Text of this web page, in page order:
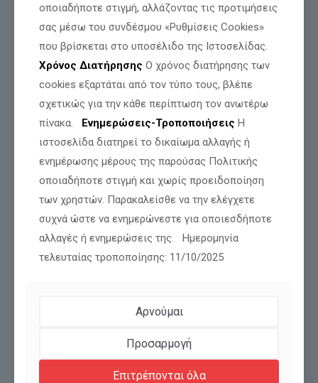
ΜΕΤΑΜΟΡΦΩΣΗ! ΑΠΟ ΛΥΚΟΙ ΝΑ ΓΙΝΟΥΜΕ
ΑΡΝΙΑ ΚΑΙ ΑΠΟ ΚΟΡΑΚΙΑ ΠΕΡΙΣΤΕΡΙΑ.
Διαβάστε περισσότερα
οποιαδήποτε στιγμή, αλλάζοντας τις προτιμήσεις
σας μέσω του συνδέσμου «Ρυθμίσεις Cookies»
που βρίσκεται στο υποσέλιδο της Ιστοσελίδας.
Χρόνος Διατήρησης Ο χρόνος διατήρησης των
cookies εξαρτάται από τον τύπο τους, βλέπε
σχετικώς για την κάθε περίπτωση τον ανωτέρω
πίνακα. Ενημερώσεις-Τροποποιήσεις Η
ιστοσελίδα διατηρεί το δικαίωμα αλλαγής ή
ενημέρωσης μέρους της παρούσας Πολιτικής
οποιαδήποτε στιγμή και χωρίς προειδοποίηση
των χρηστών. Παρακαλείσθε να την ελέγχετε
συχνά ώστε να ενημερώνεστε για οποιεσδήποτε
αλλαγές ή ενημερώσεις της. Ημερομηνία
τελευταίας τροποποίησης: 11/10/2025
Αρνούμαι
Προσαρμογή
Επιτρέπονται όλα